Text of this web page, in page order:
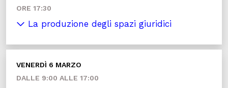
ORE 17:30
La produzione degli spazi giuridici
VENERDÌ 6 MARZO
DALLE 9:00 ALLE 17:00